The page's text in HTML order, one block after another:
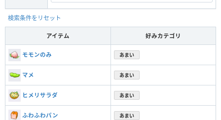
検索条件をリセット
アイテム 好みカテゴリ
モモンのみ あまい
マメ あまい
ヒメリサラダ あまい
ふわふわパン あまい